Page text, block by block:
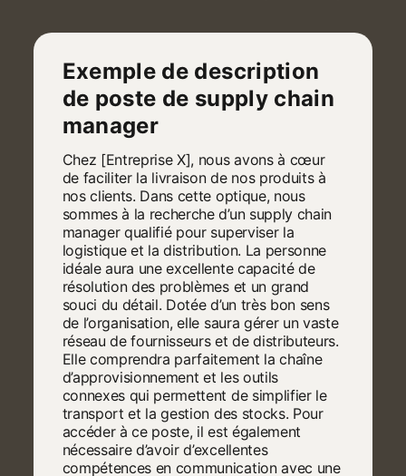
Exemple de description
de poste de supply chain
manager
Chez [Entreprise X], nous avons à cœur
de faciliter la livraison de nos produits à
nos clients. Dans cette optique, nous
sommes à la recherche d’un supply chain
manager qualifié pour superviser la
logistique et la distribution. La personne
idéale aura une excellente capacité de
résolution des problèmes et un grand
souci du détail. Dotée d’un très bon sens
de l’organisation, elle saura gérer un vaste
réseau de fournisseurs et de distributeurs.
Elle comprendra parfaitement la chaîne
d’approvisionnement et les outils
connexes qui permettent de simplifier le
transport et la gestion des stocks. Pour
accéder à ce poste, il est également
nécessaire d’avoir d’excellentes
compétences en communication avec une